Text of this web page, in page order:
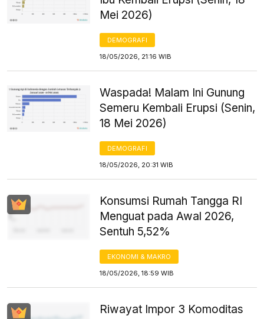
Mei 2026)
DEMOGRAFI
18/05/2026, 21:16 WIB
Waspada! Malam Ini Gunung
Semeru Kembali Erupsi (Senin,
18 Mei 2026)
DEMOGRAFI
18/05/2026, 20:31 WIB
Konsumsi Rumah Tangga RI
Menguat pada Awal 2026,
Sentuh 5,52%
EKONOMI & MAKRO
18/05/2026, 18:59 WIB
Riwayat Impor 3 Komoditas